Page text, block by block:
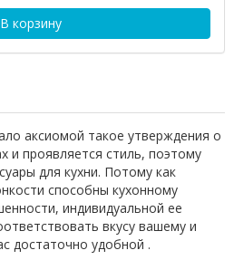
В корзину
аксиомой такое утверждения о
и проявляется стиль, поэтому
для кухни. Потому как
способны кухонному
индивидуальной ее
вкусу вашему и
достаточно удобной .